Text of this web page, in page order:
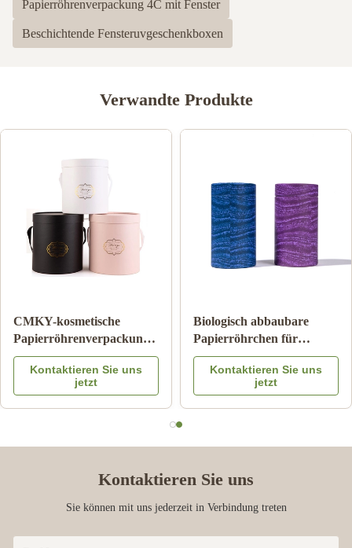
Papierröhrenverpackung 4C mit Fenster
Beschichtende Fensteruvgeschenkboxen
Verwandte Produkte
Zylinder-Wellpappe-Rohr
Pantone, das
kindersicheren Matte
Lamination druckt
Kontaktieren Sie uns
jetzt
Papppapier-Rohr-
Verpacken der
Lebensmittel mit Farbe
Logo Embossed des
Metalldeckel-CMYK
Kontaktieren Sie uns
jetzt
Kontaktieren Sie uns
Sie können mit uns jederzeit in Verbindung treten